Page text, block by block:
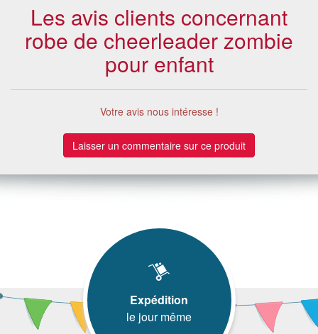
Les avis clients concernant
robe de cheerleader zombie
pour enfant
Votre avis nous intéresse !
Laisser un commentaire sur ce produit
Expédition
le jour même